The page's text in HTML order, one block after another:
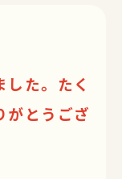
た。たく
がとうござ